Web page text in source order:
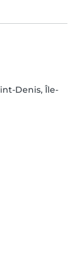
Denis, Île-